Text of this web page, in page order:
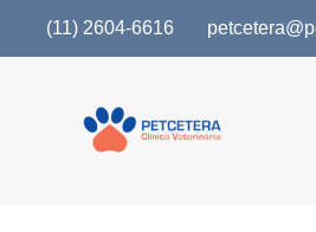
(11) 2604-6616